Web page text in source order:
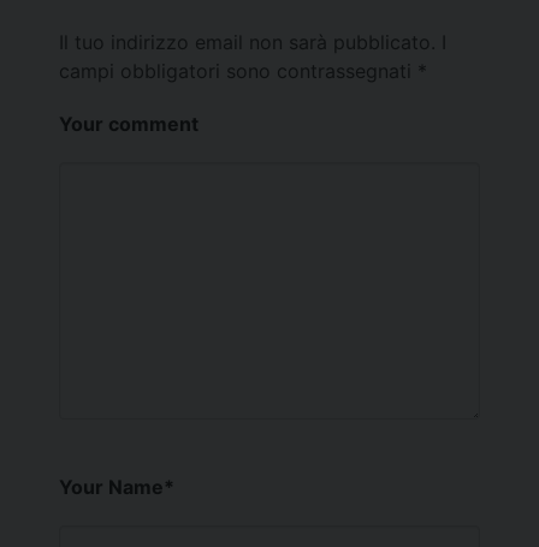
Il tuo indirizzo email non sarà pubblicato.
campi obbligatori sono contrassegnati *
Your comment
Your Name*